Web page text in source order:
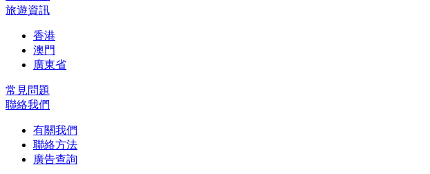
旅遊資訊
香港
澳門
廣東省
常見問題
聯絡我們
有關我們
聯絡方法
廣告查詢